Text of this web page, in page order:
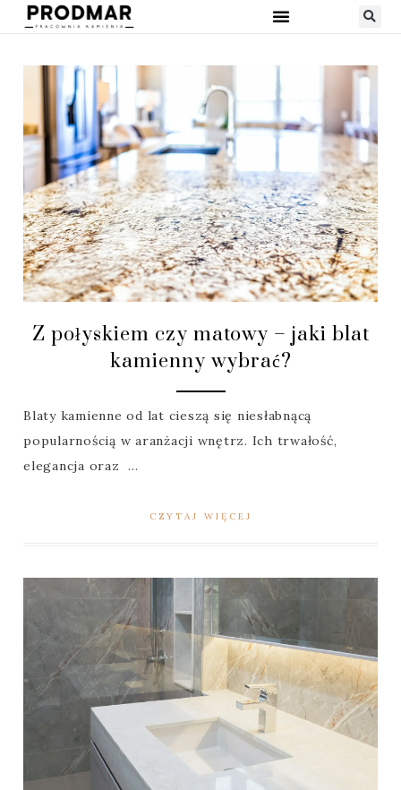
Z połyskiem czy matowy – jaki blat
kamienny wybrać?
Blaty kamienne od lat cieszą się niesłabnącą
popularnością w aranżacji wnętrz. Ich trwałość,
elegancja oraz ...
CZYTAJ WIĘCEJ